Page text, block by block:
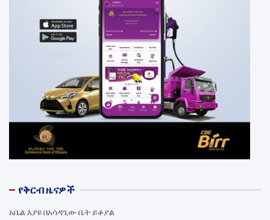
የቅርብ ዜናዎች
አቤል እያዩ በአሳዳጊው ቤት ይቆያል